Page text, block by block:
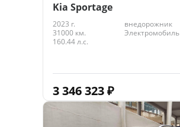
Kia Sportage
2023 г.
внедорожник
31000 км.
Электромобиль
160.44 л.с.
3 346 323₽